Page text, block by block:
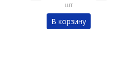
шт
В корзину